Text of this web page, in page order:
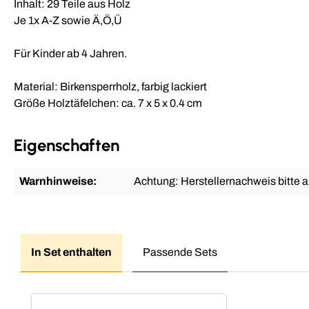
Inhalt: 29 Teile aus Holz
Je 1x A-Z sowie Ä,Ö,Ü
Für Kinder ab 4 Jahren.
Material: Birkensperrholz, farbig lackiert
Größe Holztäfelchen: ca. 7 x 5 x 0.4 cm
Eigenschaften
Warnhinweise: Achtung: Herstellernachweis bitte
In Set enthalten Passende Sets